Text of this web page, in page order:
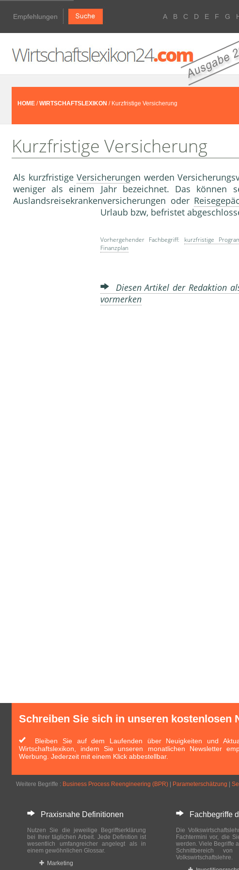
Empfehlungen A B C D E F G
HOME /WIRTSCHAFTSLEXIKON / Kurzfristige Versicherung
Kurzfristige Versicherung
Als kurzfristige Versicherungen werden
weniger als einem Jahr bezeichnet. Das können
Auslandsreisekrankenversicherungen oder
Urlaub bzw, befristet
Vorhergehender Fachbegriff: kurzfristige
Finanzplan
Diesen Artikel der Redaktion
vormerken
Schreiben Sie sich in unseren kostenlosen
Bleiben Sie auf dem Laufenden über Neuigkeiten und
Wirtschaftslexikon, indem Sie unseren monatlichen Newsletter
Werbung. Jederzeit mit einem Klick abbestellbar.
Weitere Begriffe : Business Process Reengineering (BPR) Parameterschätzung
Praxisnahe Definitionen
Nutzen Sie die jeweilige Begriffserklärung
bei Ihrer täglichen Arbeit. Jede Definition ist
wesentlich umfangreicher angelegt als in
einem gewöhnlichen Glossar.
Marketing
Fachbegriffe
Die
Fachtermini vor, die
werden. Viele Begriffe
Schnittbereich von
Volkswirtschaftslehre.